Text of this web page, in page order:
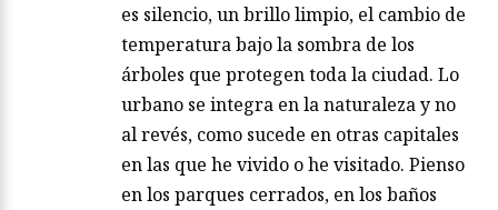
es silencio, un brillo limpio, el cambio de
temperatura bajo la sombra de los
árboles que protegen toda la ciudad. Lo
urbano se integra en la naturaleza y no
al revés, como sucede en otras capitales
en las que he vivido o he visitado. Pienso
en los parques cerrados, en los baños